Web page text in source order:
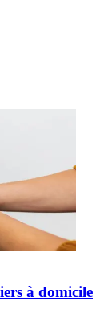
à domicile